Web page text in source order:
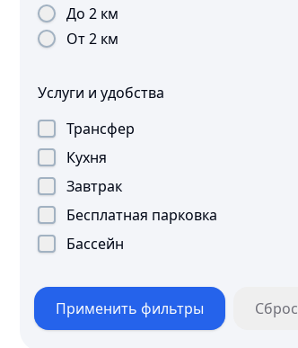
До 2 км
От 2 км
Услуги и удобства
Трансфер
Кухня
Завтрак
Бесплатная парковка
Бассейн
Применить фильтры Сброс